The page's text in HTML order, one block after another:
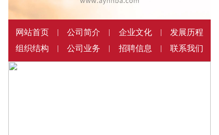
网站首页 | 公司简介 | 企业文化 |
发展历程
组织结构
| 公司业务 | 招聘信息 | 联系我们